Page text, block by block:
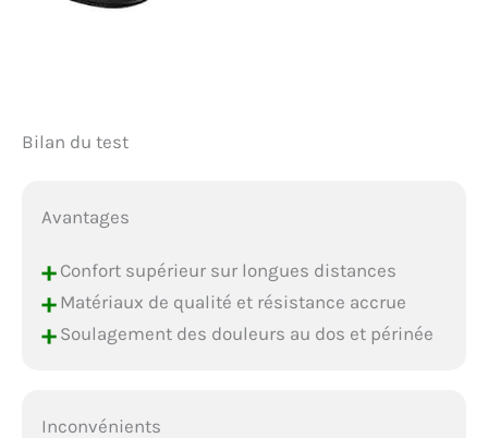
Bilan du test
Avantages
+Confort supérieur sur longues distances
+Matériaux de qualité et résistance accrue
+Soulagement des douleurs au dos et périnée
Inconvénients